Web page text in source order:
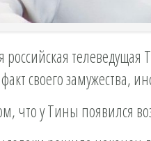
российская
своего замужества,
что у Тины появился